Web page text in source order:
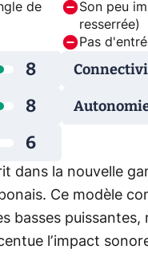
de
Son peu
resserrée)
Pas
8
8
6
dans la nouvelle
Ce modèle
basses
l’impact